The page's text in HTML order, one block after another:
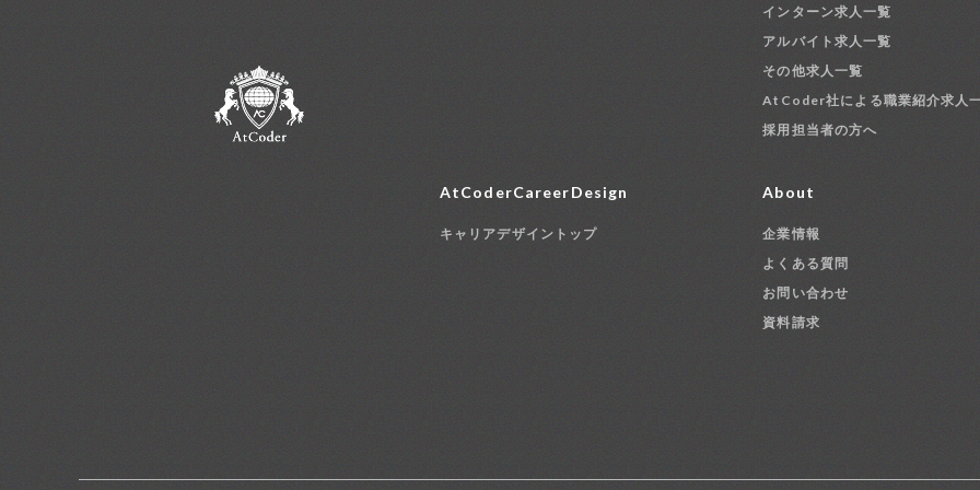
インターン求人一覧
アルバイト求人一覧
その他求人一覧
AtCoder社による職業紹介求人
採用担当者の方へ
AtCoderCareerDesign
キャリアデザイントップ
About
企業情報
よくある質問
お問い合わせ
資料請求